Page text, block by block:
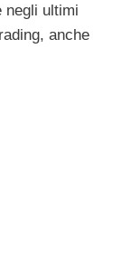
negli ultimi
anche